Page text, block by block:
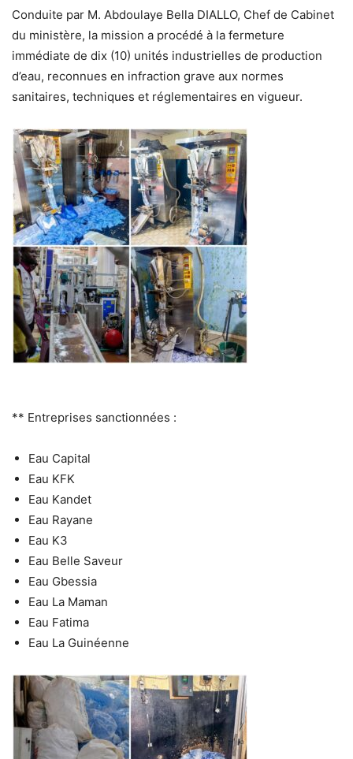
Conduite par M. Abdoulaye Bella DIALLO, Chef de Cabinet
du ministère, la mission a procédé à la fermeture
immédiate de dix (10) unités industrielles de production
d’eau, reconnues en infraction grave aux normes
sanitaires, techniques et réglementaires en vigueur.
** Entreprises sanctionnées :
Eau Capital
Eau KFK
Eau Kandet
Eau Rayane
Eau K3
Eau Belle Saveur
Eau Gbessia
Eau La Maman
Eau Fatima
Eau La Guinéenne